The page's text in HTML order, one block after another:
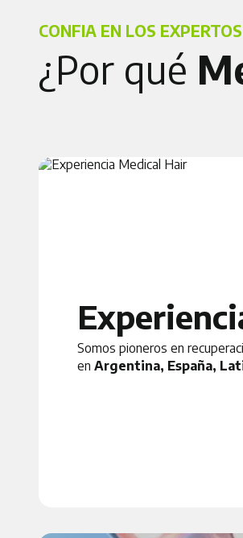
CONFIA EN LOS EXPERTOS
¿Por qué
Somos pioneros en
en Argentina, España,